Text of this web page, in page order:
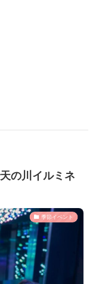
の川イルミネ
季節イベント